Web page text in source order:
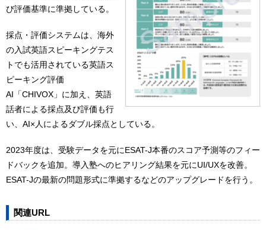
び評価基準に準拠している。
採点・評価システムは、海外
の入試英語スピーキングテス
トでも活用されている英語ス
ピーキング評価
AI「CHIVOX」に加え、英語
話者による採点及び評価も行
い、AI×人によるダブル採点としている。
2023年度は、受験データを元にESAT-J本番のスコア予測等のフィー
ドバックを追加。導入塾へのヒアリング結果を元にUI/UXを改善。
ESAT-Jの最新の問題形式に準拠するなどのアップグレードを行う。
関連URL